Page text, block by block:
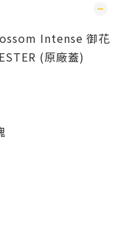
Intense 御花
(原廠蓋)